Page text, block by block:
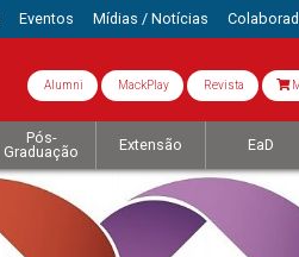
Eventos Mídias / Notícias
Alumni MackPlay Revista
Pós-
Graduação
Extensão EaD